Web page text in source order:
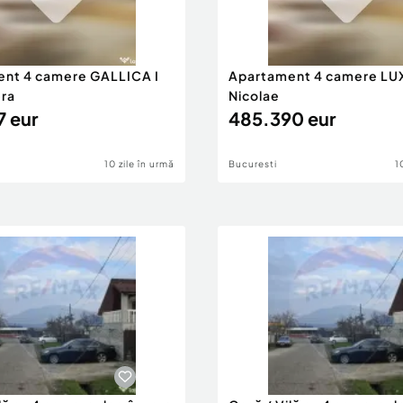
pleacДѓ des Г®n
AlcДѓtuit din blocuri
ani, ansamblurile
familii cu tipuri de
construite mai multe
cum ar fi Arcul
ApuseanДѓ, vila
complete
4 camere GALLICA I
eur
10 zile în urmă
Apartament 4 camere
Nicolae
485.390 eur
Bucuresti